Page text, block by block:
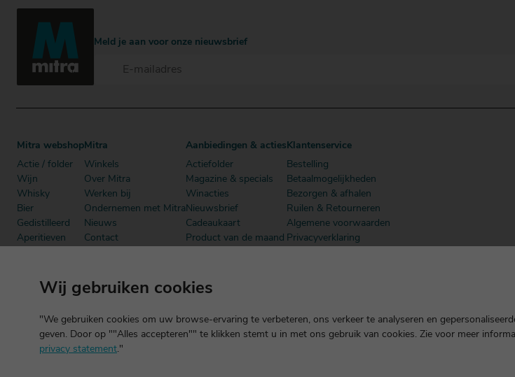
Meld je aan voor onze nieuwsbrief
Mitra webshop
Actie / folder
Wijn
Whisky
Bier
Gedistilleerd
Aperitieven
Boeken
Mitra
Winkels
Over Mitra
Werken bij
Ondernemen met Mitra
Nieuws
Contact
Aanbiedingen & acties
Actiefolder
Magazine & specials
Winacties
Nieuwsbrief
Cadeaukaart
Product van de maand
Klantenservice
Bestelling
Betaalmogelijkheden
Bezorgen & afhalen
Ruilen & Retourneren
Algemene voorwaarden
Privacyverklaring
Wij gebruiken cookies
"We gebruiken cookies om uw browse-ervaring te verbeteren, ons verkeer te analyseren en
geven. Door op ""Alles accepteren"" te klikken stemt u in met ons gebruik van cookies. Zie voor meer
privacy statement."